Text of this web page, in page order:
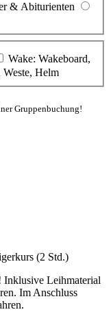
& Abiturienten
Wake: Wakeboard,
Helm
Gruppenbuchung!
(2 Std.)
Inklusive Leihmaterial
Im Anschluss